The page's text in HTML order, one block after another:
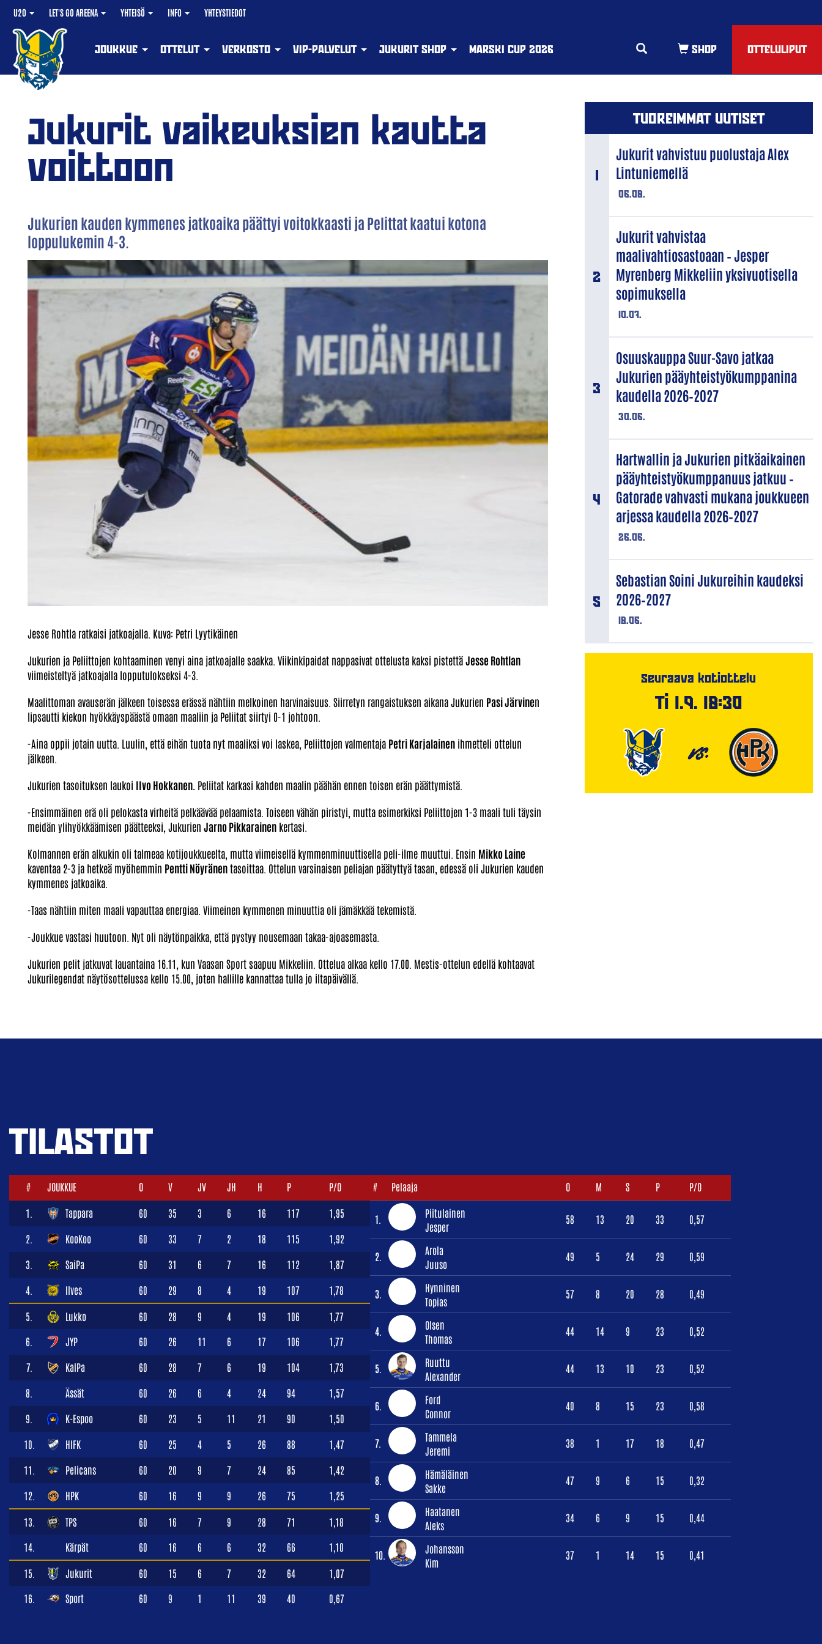
U20 LET'S GO AREENA YHTEISÖ INFO YHTEYSTIEDOT
OTTELULIPUT
JOUKKUE OTTELUT VERKOSTO VIP-PALVELUT JUKURIT SHOP MARSKI CUP 2026
Jukurit vaikeuksien kautta
voittoon
Jukurien kauden kymmenes jatkoaika päättyi voitokkaasti ja Pelittat kaatui kotona
loppulukemin 4-3.
Jesse Rohtla ratkaisi jatkoajalla. Kuva: Petri Lyytikäinen
Jukurien ja Peliittojen kohtaaminen venyi aina jatkoajalle saakka. Viikinkipaidat nappasivat ottelusta kaksi pistettäJesse Rohtlan
viimeisteltyä jatkoajalla lopputulokseksi 4-3.
Maalittoman avauserän jälkeen toisessa erässä nähtiin melkoinen harvinaisuus. Siirretyn rangaistuksen aikana Jukurien Pasi Järvinen
lipsautti kiekon hyökkäyspäästä omaan maaliin ja Peliitat siirtyi 0-1 johtoon.
-Aina oppii jotain uutta. Luulin, että eihän tuota nyt maaliksi voi laskea, Peliittojen valmentaja Petri Karjalainen ihmetteli ottelun
jälkeen.
Jukurien tasoituksen laukoi IIvo Hokkanen. Peliitat karkasi kahden maalin päähän ennen toisen erän päättymistä.
-Ensimmäinen erä oli pelokasta virheitä pelkäävää pelaamista. Toiseen vähän piristyi, mutta esimerkiksi Peliittojen 1-3 maali tuli täysin
meidän ylihyökkäämisen päätteeksi, Jukurien Jarno Pikkarainen kertasi.
Kolmannen erän alkukin oli talmeaa kotijoukkueelta, mutta viimeisellä kymmenminuuttisella peli-ilme muuttui. Ensin Mikko Laine
kaventaa 2-3 ja hetkeä myöhemmin Pentti Nöyränentasoittaa. Ottelun varsinaisen peliajan päätyttyä tasan, edessä oli Jukurien kauden
kymmenes jatkoaika.
-Taas nähtiin miten maali vapauttaa energiaa. Viimeinen kymmenen minuuttia oli jämäkkää tekemistä.
-Joukkue vastasi huutoon. Nyt oli näytönpaikka, että pystyy nousemaan takaa-ajoasemasta.
Jukurien pelit jatkuvat lauantaina 16.11, kun Vaasan Sport saapuu Mikkeliin. Ottelua alkaa kello 17.00. Mestis-ottelun edellä kohtaavat
Jukurilegendat näytösottelussa kello 15.00, joten hallille kannattaa tulla jo iltapäivällä.
TUOREIMMAT UUTISET
06.08.
Jukurit vahvistuu puolustaja Alex
Lintuniemellä
10.07.
Jukurit vahvistaa
maalivahtiosastoaan – Jesper
Myrenberg Mikkeliin yksivuotisella
sopimuksella
30.06.
Osuuskauppa Suur-Savo jatkaa
Jukurien pääyhteistyökumppanina
kaudella 2026–2027
26.06.
Hartwallin ja Jukurien pitkäaikainen
pääyhteistyökumppanuus jatkuu –
Gatorade vahvasti mukana joukkueen
arjessa kaudella 2026–2027
18.06.
Sebastian Soini Jukureihin kaudeksi
2026–2027
Seuraava kotiottelu
Ti 1.9. 18:30
VS.
TILASTOT
# JOUKKUE O V JV JH H P P/O
1. Tappara 60 35 3 6 16 117 1,95
2. KooKoo 60 33 7 2 18 115 1,92
3. SaiPa 60 31 6 7 16 112 1,87
4. Ilves 60 29 8 4 19 107 1,78
5. Lukko 60 28 9 4 19 106 1,77
6. JYP 60 26 11 6 17 106 1,77
7. KalPa 60 28 7 6 19 104 1,73
8. Ässät 60 26 6 4 24 94 1,57
9. K-Espoo 60 23 5 11 21 90 1,50
10. HIFK 60 25 4 5 26 88 1,47
11. Pelicans 60 20 9 7 24 85 1,42
12. HPK 60 16 9 9 26 75 1,25
13. TPS 60 16 7 9 28 71 1,18
14. Kärpät 60 16 6 6 32 66 1,10
15. Jukurit 60 15 6 7 32 64 1,07
16. Sport 60 9 1 11 39 40 0,67
# Pelaaja O M S P P/O
1.
Piitulainen
Jesper
58 13 20 33 0,57
2.
Arola
Juuso
49 5 24 29 0,59
3.
Hynninen
Topias
57 8 20 28 0,49
4.
Olsen
Thomas
44 14 9 23 0,52
5.
Ruuttu
Alexander
44 13 10 23 0,52
6.
Ford
Connor
40 8 15 23 0,58
7.
Tammela
Jeremi
38 1 17 18 0,47
8.
Hämäläinen
Sakke
47 9 6 15 0,32
9.
Haatanen
Aleks
34 6 9 15 0,44
10.
Johansson
Kim
37 1 14 15 0,41